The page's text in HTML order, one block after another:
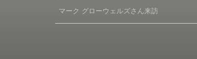
マーク グローウェルズさん来訪